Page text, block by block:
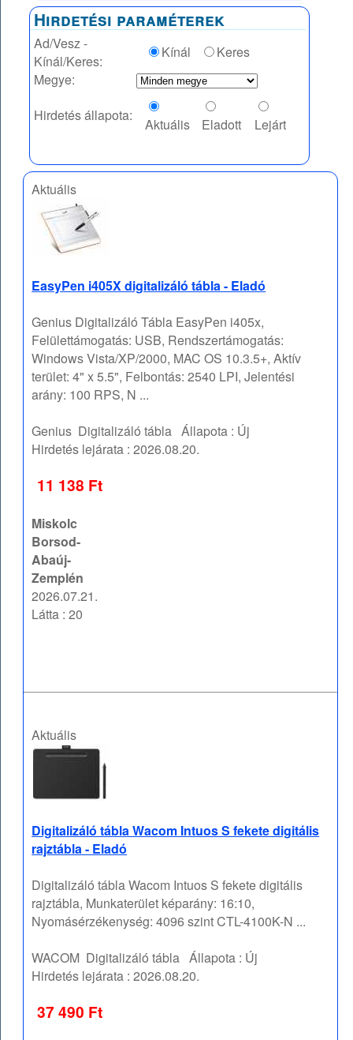
Hirdetési paraméterek
Ad/Vesz -
Kínál/Keres:
Kínál
Keres
Megye:
Hirdetés állapota:
Aktuális Eladott Lejárt
Aktuális
EasyPen i405X digitalizáló tábla - Eladó
Genius Digitalizáló Tábla EasyPen i405x,
Felülettámogatás: USB, Rendszertámogatás:
Windows Vista/XP/2000, MAC OS 10.3.5+, Aktív
terület: 4" x 5.5", Felbontás: 2540 LPI, Jelentési
arány: 100 RPS, N ...
Genius Digitalizáló tábla Állapota : Új
Hirdetés lejárata :2026.08.20.
11 138 Ft
Miskolc
Borsod-
Abaúj-
Zemplén
2026.07.21.
Látta : 20
Aktuális
Digitalizáló tábla Wacom Intuos S fekete digitális
rajztábla - Eladó
Digitalizáló tábla Wacom Intuos S fekete digitális
rajztábla, Munkaterület képarány: 16:10,
Nyomásérzékenység: 4096 szint CTL-4100K-N ...
WACOM Digitalizáló tábla Állapota : Új
Hirdetés lejárata :2026.08.20.
37 490 Ft